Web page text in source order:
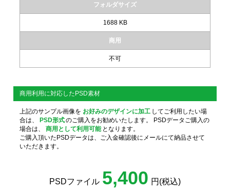
フォルダサイズ
1688 KB
商用
不可
商用利用に対応したPSD素材
上記のサンプル画像を お好みのデザインに加工 してご利用したい場
合は、
PSD形式のご購入をお勧めいたします。 PSDデータご購入の
場合は、
商用として利用可能 となります。
ご購入頂いたPSDデータは、ご入金確認後にメールにて納品させて
いただきます。
PSDファイル 5,400 円(税込)